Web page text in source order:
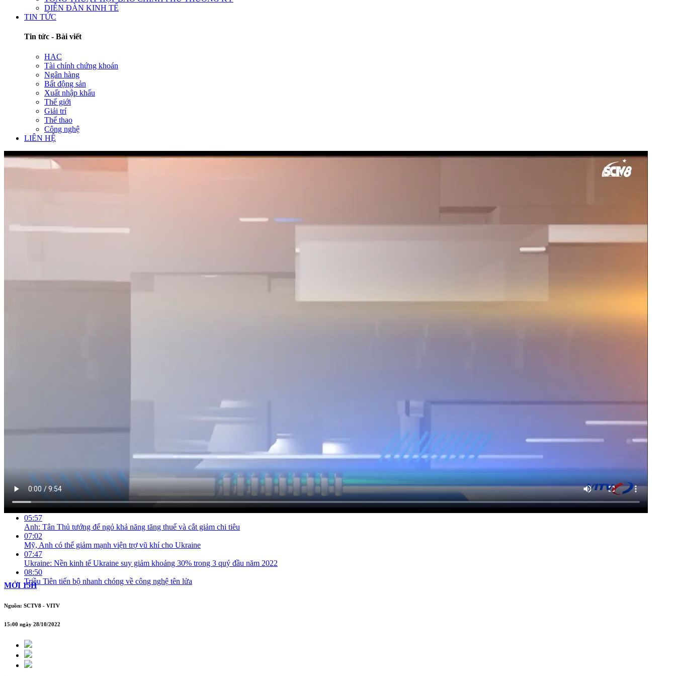
DIỄN ĐÀN KINH TẾ
TIN TỨC
Tin tức - Bài viết
HAC
Tài chính chứng khoán
Ngân hàng
Bất động sản
Xuất nhập khẩu
Thế giới
Giải trí
Thể thao
Công nghệ
LIÊN HỆ
Ước tính giải ngân vốn đầu tư công 10T/2022 mới được trên 51% kế hoạch
Bộ LĐ-TB&XH trình Thủ tướng 2 phương án nghỉ Tết Nguyên đán
Xuất khẩu cá ngừ sang EU trong Q3/2022 tăng 41% so với trước đại dịch
9T/2022, xuất khẩu mật ong đạt khoảng 41 triệu USD
03:27
SSI Research: Nợ nước ngoài giảm nhờ tỷ giá
03:59
SSI Research: Nợ nước ngoài giảm nhờ tỷ giá
05:57
Anh: Tân Thủ tướng để ngỏ khả năng tăng thuế và cắt giảm chi tiêu
07:02
Mỹ, Anh có thể giảm mạnh viện trợ vũ khí cho Ukraine
07:47
Ukraine: Nền kinh tế Ukraine suy giảm khoảng 30% trong 3 quý đầu năm 2022
08:50
Triều Tiên tiến bộ nhanh chóng về công nghệ tên lửa
MỚI 15H
Nguồn: SCTV8 - VITV
15:00 ngày 28/10/2022